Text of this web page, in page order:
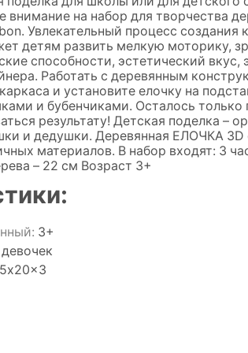
внимание на набор для творчества
Увлекательный процесс создания
детям развить мелкую моторику,
способности, эстетический
Работать с деревянным
и установите елочку на
и бубенчиками. Осталось только
результату! Детская поделка –
и дедушки. Деревянная ЕЛОЧКА 3D
материалов. В набор входят: 3
– 22 см Возраст 3+
3+